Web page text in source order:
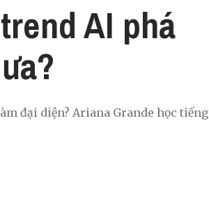
AI phá
đại diện? Ariana Grande học tiếng